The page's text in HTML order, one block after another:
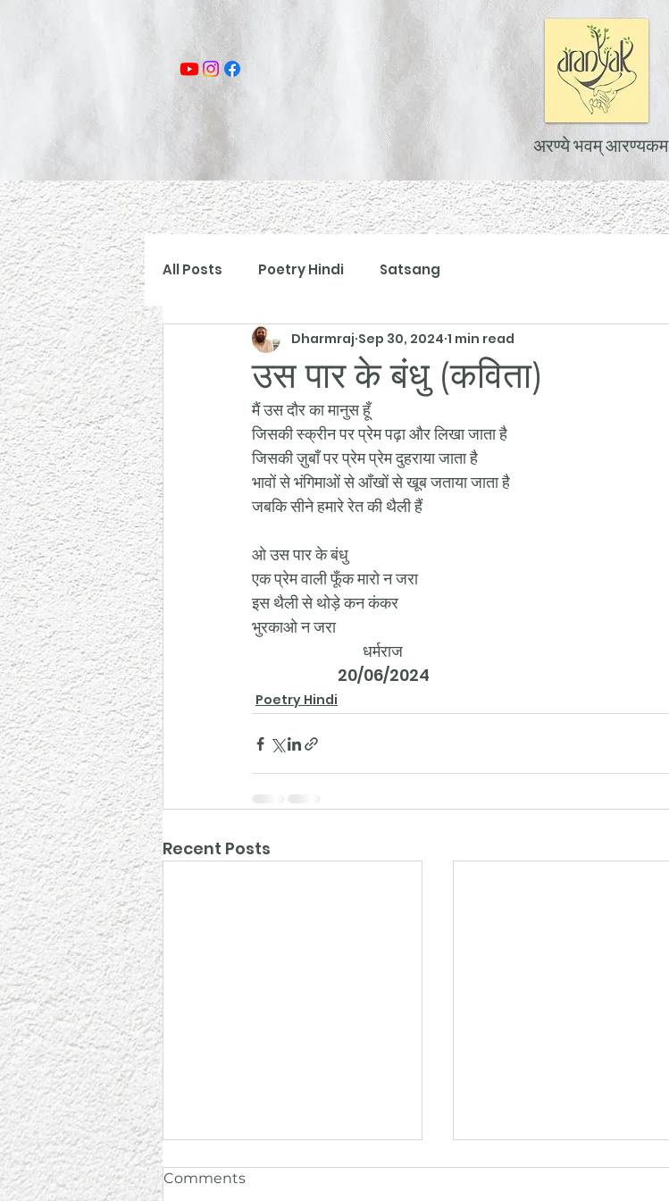
अरण्ये भवम् आरण्यकम
All Posts Poetry Hindi Satsang
उस पार के बंधु (कविता)
Dharmraj Sep 30, 2024 1 min read
मैं उस दौर का मानुस हूँ
जिसकी स्क्रीन पर प्रेम पढ़ा और लिखा जाता है
जिसकी ज़ुबाँ पर प्रेम प्रेम दुहराया जाता है
भावों से भंगिमाओं से आँखों से खूब जताया जाता है
जबकि सीने हमारे रेत की थैली हैं
ओ उस पार के बंधु
एक प्रेम वाली फूँक मारो न जरा
इस थैली से थोड़े कन कंकर
भुरकाओ न जरा
धर्मराज
20/06/2024
Poetry Hindi
Recent Posts
Comments